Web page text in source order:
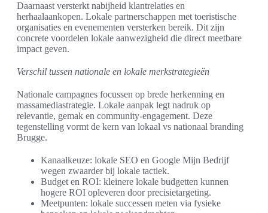
Daarnaast versterkt nabijheid klantrelaties en
herhaalaankopen. Lokale partnerschappen met toeristische
organisaties en evenementen versterken bereik. Dit zijn
concrete voordelen lokale aanwezigheid die direct meetbare
impact geven.
Verschil tussen nationale en lokale merkstrategieën
Nationale campagnes focussen op brede herkenning en
massamediastrategie. Lokale aanpak legt nadruk op
relevantie, gemak en community-engagement. Deze
tegenstelling vormt de kern van lokaal vs nationaal branding
Brugge.
Kanaalkeuze: lokale SEO en Google Mijn Bedrijf
wegen zwaarder bij lokale tactiek.
Budget en ROI: kleinere lokale budgetten kunnen
hogere ROI opleveren door precisietargeting.
Meetpunten: lokale successen meten via fysieke